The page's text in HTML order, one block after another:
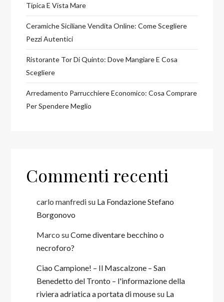
Tipica E Vista Mare
Ceramiche Siciliane Vendita Online: Come Scegliere
Pezzi Autentici
Ristorante Tor Di Quinto: Dove Mangiare E Cosa
Scegliere
Arredamento Parrucchiere Economico: Cosa Comprare
Per Spendere Meglio
Commenti recenti
carlo manfredisu La Fondazione Stefano
Borgonovo
Marco suCome diventare becchino o
necroforo?
Ciao Campione! – Il Mascalzone – San
Benedetto del Tronto – l'informazione della
riviera adriatica a portata di mousesu La